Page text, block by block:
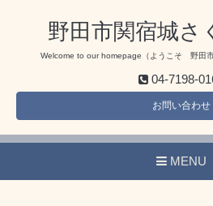
野田市関宿城さ
Welcome to our homepage（ようこそ 野田市
04-7198-
お問い合わせ
MENU